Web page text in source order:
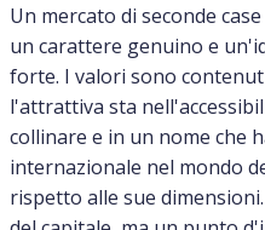
Un mercato di seconde
un carattere genuino e
forte. I valori sono
l'attrattiva sta
collinare e in un nome che
internazionale nel mondo
rispetto alle sue